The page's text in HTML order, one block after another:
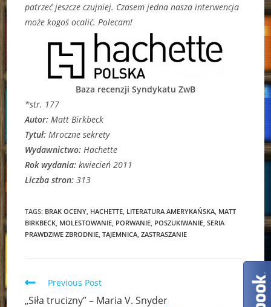
patrzeć jeszcze czujniej. Czasem jedna nasza interwencja
może kogoś ocalić. Polecam!
Baza recenzji Syndykatu ZwB
*str. 177
Autor: Matt Birkbeck
Tytuł: Mroczne sekrety
Wydawnictwo: Hachette
Rok wydania:kwiecień 2011
Liczba stron:313
TAGS: BRAK OCENY HACHETTE LITERATURA AMERYKAŃSKA MATT
BIRKBECK MOLESTOWANIE PORWANIE POSZUKIWANIE SERIA
PRAWDZIWE ZBRODNIE TAJEMNICA ZASTRASZANIE
Read
Previous Post
„Siła trucizny” – Maria V. Snyder